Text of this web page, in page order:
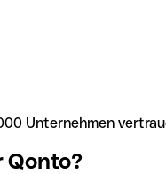
Unternehmen
Qonto?